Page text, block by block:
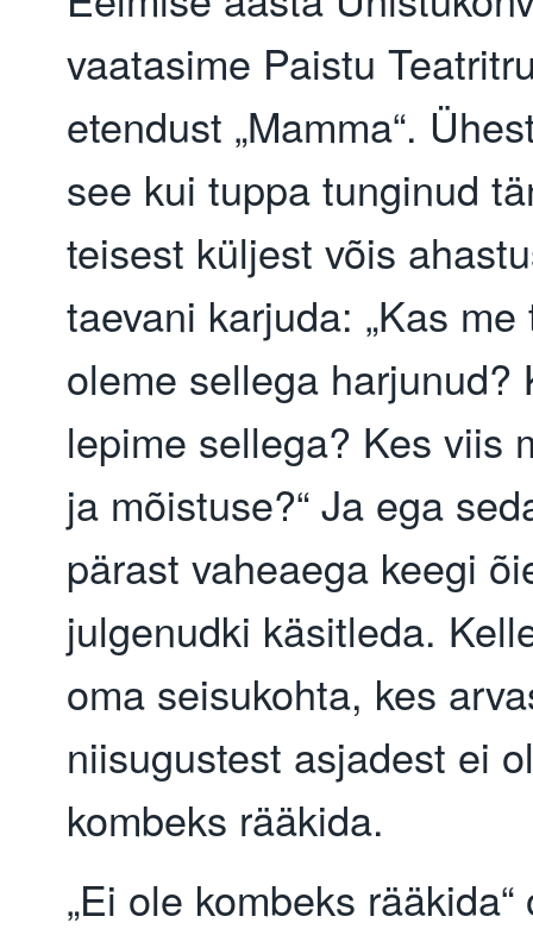
vaatasime Paistu
etendust „Mamma“.
see kui tuppa tunginud
teisest küljest võis
taevani karjuda: „Kas me
oleme sellega harjunud?
lepime sellega? Kes viis
ja mõistuse?“ Ja ega
pärast vaheaega keegi
julgenudki käsitleda.
oma seisukohta, kes
niisugustest asjadest ei
kombeks rääkida.
„Ei ole kombeks rääkida“